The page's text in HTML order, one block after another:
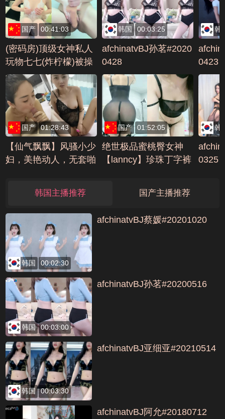
国产 00:41:03
(密码房)顶级女神私人
玩物七七(炸柠檬)被操
哭17天合集(35)编号7
CCA860E
韩国 00:03:25
afchinatvBJ孙茗#2020
0428
韩
0423
国产 01:28:43
【仙气飘飘】风骚小少
妇，美艳动人，无套啪
编号B23336DB
国产 01:52:05
绝世极品蜜桃臀女神
【lanncy】珍珠丁字裤
韩
0325
韩国主播推荐 国产主播推荐
韩国 00:02:30
afchinatvBJ蔡媛#20201020
韩国 00:03:00
afchinatvBJ孙茗#20200516
韩国 00:03:30
afchinatvBJ亚细亚#20210514
afchinatvBJ阿允#20180712